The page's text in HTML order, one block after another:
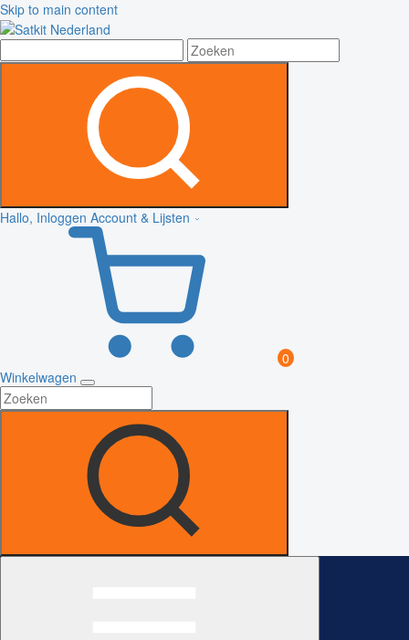
Skip to main content
Hallo, Inloggen Account & Lijsten
0
Winkelwagen